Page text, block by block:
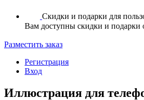
Скидки и подарки для
Вам доступны скидки и подарки
Разместить заказ
Регистрация
Вход
Иллюстрация для